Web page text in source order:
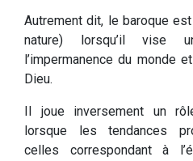
Autrement dit, le baroque
nature) lorsqu’il vise
l’impermanence du monde
Dieu.
Il joue inversement un
lorsque les tendances
celles correspondant à